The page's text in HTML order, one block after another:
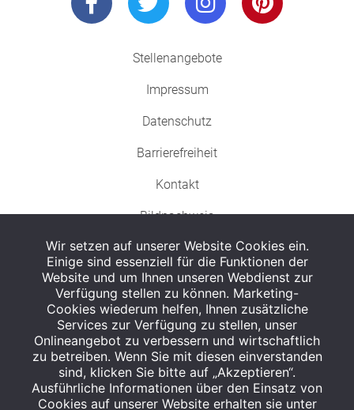
Stellenangebote
Impressum
Datenschutz
Barrierefreiheit
Kontakt
Bildnachweis
Abgabe in haushaltsüblichen Mengen, solange der Vorrat reicht. Für Druck-
und Satzfehler keine Haftung.
Zu Risiken und Nebenwirkungen lesen Sie die Packungsbeilage und fragen
Sie Ihren Arzt oder Apotheker.
Angabe nach der deutschen Arzneimitteltaxe Apothekenerstattungspreis
(AEP). Der AEP ist keine unverbindliche Preisempfehlung der Hersteller. Der
AEP ist ein von den Apotheken in Ansatz gebrachter Preis für rezeptfreie
Wir setzen auf unserer Website Cookies ein.
Einige sind essenziell für die Funktionen der
Website und um Ihnen unseren Webdienst zur
Verfügung stellen zu können. Marketing-
Cookies wiederum helfen, Ihnen zusätzliche
Services zur Verfügung zu stellen, unser
Onlineangebot zu verbessern und wirtschaftlich
zu betreiben. Wenn Sie mit diesen einverstanden
sind, klicken Sie bitte auf „Akzeptieren“.
Ausführliche Informationen über den Einsatz von
Cookies auf unserer Website erhalten sie unter